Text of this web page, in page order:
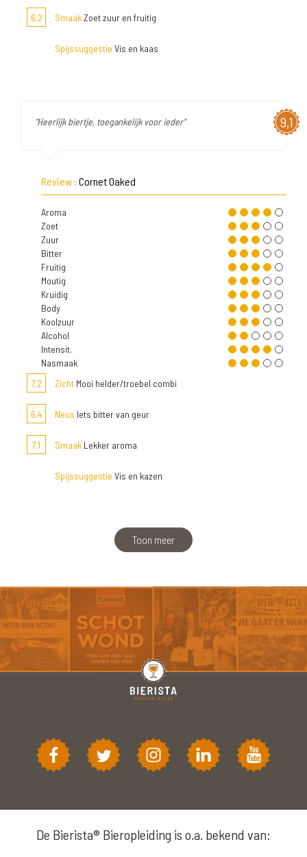
6,2 SmaakZoet zuur en fruitig
Spijssuggestie Vis en kaas
9,1
"Heerlijk biertje, toegankelijk voor ieder"
Review : Cornet Oaked
Aroma
Zoet
Zuur
Bitter
Fruitig
Moutig
Kruidig
Body
Koolzuur
Alcohol
Intensit.
Nasmaak
7,2
Zicht Mooi helder/troebel combi
6,4 Neus Iets bitter van geur
7,1 Smaak Lekker aroma
Spijssuggestie Vis en kazen
Toon meer
De Bierista® Bieropleiding is o.a. bekend van: